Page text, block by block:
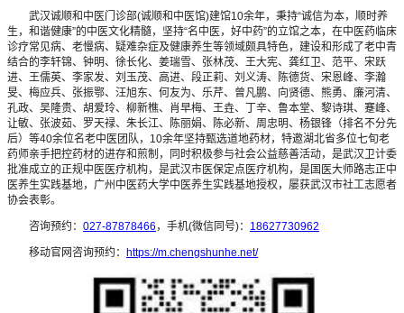
武汉诚顺和中医门诊部(诚顺和中医馆)建馆10余年，秉持“诚信为本，顺时养
生，和谐健康”的中医文化精髓，坚持“名中医，好中药”的立馆之本，在中医药临床
诊疗常见病、老慢病、疑难杂症及健康养生等领域颇具特色，建设和形成了老中青
结合的李轩锦、钟明、徐长化、姜瑞雪、张林茂、王大宪、龚红卫、范平、宋跃
进、王儒英、李家发、刘玉茂、高进、段正莉、刘义涛、陈德货、宋恩峰、李瀚
旻、梅应兵、张振鄂、汪旭东、何友为、乐芹、曾凡鹏、向贤德、熊勇、廉河清、
孔政、吴隆贵、胡爱玲、柳新樵、肖早梅、王垚、丁辛、鲁本堂、黎诗琪、蹇峰、
让敏、张波茹、罗天禄、朱长江、陈丽娟、陈必新、周忠明、杨银锋（排名不分先
后）等40余位名老中医团队，10余年坚持甄选道地药材，特邀湖北省多位七旬老
药师亲手把控药材的进存和煎制，同时积极参与社会公益慈善活动，是武汉卫计委
批准成立的正规中医医疗机构，是武汉市医保定点医疗机构，是国医大师路志正中
医养生实践基地，广州中医药大学中医养生实践基地授权，屡获武汉市社工志愿者
协会表彰。
咨询预约： 027-87878466 ，手机(微信同号)： 18627730962
移动官网咨询预约： https://m.chengshunhe.net/